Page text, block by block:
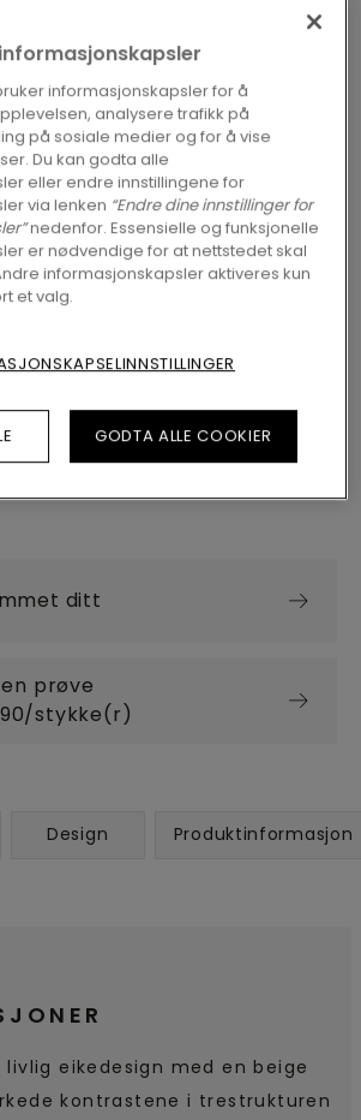
Tilgjengelig i2 varianter
NÆR DEG
i virkeligheten? Har du
Ikke noe problem! Du
Pergo-forhandler nær deg.
SØK
ditt
prøve
stykke(r)
Design Produktinformasjon
livlig eikedesign med en beige
kontrastene i trestrukturen
informasjonskapsler for å
analysere trafikk på
på sosiale medier og for å vise
Du kan godta alle
eller endre innstillingene for
via lenken “Endre dine innstillinger for
nedenfor. Essensielle og funksjonelle
er nødvendige for at nettstedet skal
informasjonskapsler aktiveres kun
et valg.
GODTA ALLE COOKIER